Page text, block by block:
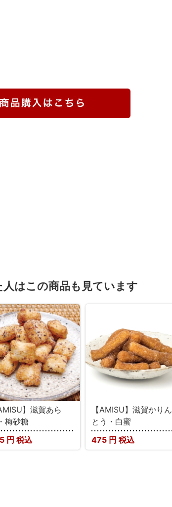
人はこの商品も見ています
】滋賀あら
梅砂糖
円 税込
【AMISU】滋賀かりん
とう・白蜜
475 円 税込